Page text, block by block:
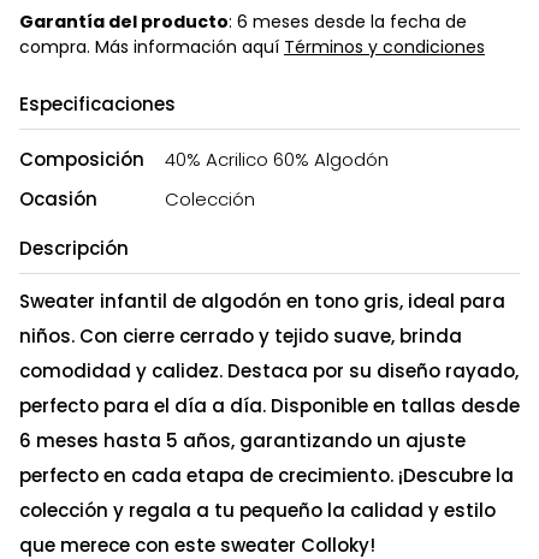
Garantía del producto: 6 meses desde la fecha de
compra. Más información aquí Términos y condiciones
Especificaciones
Composición
40% Acrilico 60% Algodón
Ocasión
Colección
Descripción
Sweater infantil de algodón en tono gris, ideal para
niños. Con cierre cerrado y tejido suave, brinda
comodidad y calidez. Destaca por su diseño rayado,
perfecto para el día a día. Disponible en tallas desde
6 meses hasta 5 años, garantizando un ajuste
perfecto en cada etapa de crecimiento. ¡Descubre la
colección y regala a tu pequeño la calidad y estilo
que merece con este sweater Colloky!